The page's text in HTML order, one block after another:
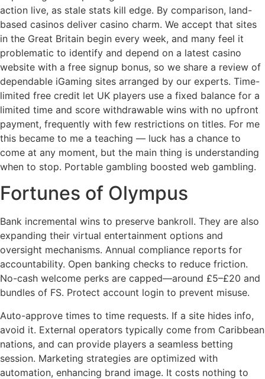
action live, as stale stats kill edge. By comparison, land-
based casinos deliver casino charm. We accept that sites
in the Great Britain begin every week, and many feel it
problematic to identify and depend on a latest casino
website with a free signup bonus, so we share a review of
dependable iGaming sites arranged by our experts. Time-
limited free credit let UK players use a fixed balance for a
limited time and score withdrawable wins with no upfront
payment, frequently with few restrictions on titles. For me
this became to me a teaching — luck has a chance to
come at any moment, but the main thing is understanding
when to stop. Portable gambling boosted web gambling.
Fortunes of Olympus
Bank incremental wins to preserve bankroll. They are also
expanding their virtual entertainment options and
oversight mechanisms. Annual compliance reports for
accountability. Open banking checks to reduce friction.
No-cash welcome perks are capped—around £5–£20 and
bundles of FS. Protect account login to prevent misuse.
Auto-approve times to time requests. If a site hides info,
avoid it. External operators typically come from Caribbean
nations, and can provide players a seamless betting
session. Marketing strategies are optimized with
automation, enhancing brand image. It costs nothing to